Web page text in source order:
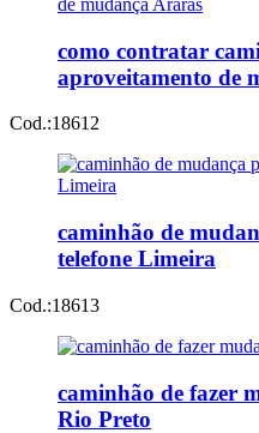
como contratar
aproveitamento de
Cod.:18612
caminhão de
telefone Limeira
Cod.:18613
caminhão de fazer
Rio Preto